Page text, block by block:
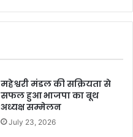
महेश्वरी मंडल की सक्रियता से
सफल हुआ भाजपा का बूथ
अध्यक्ष सम्मेलन
July 23, 2026